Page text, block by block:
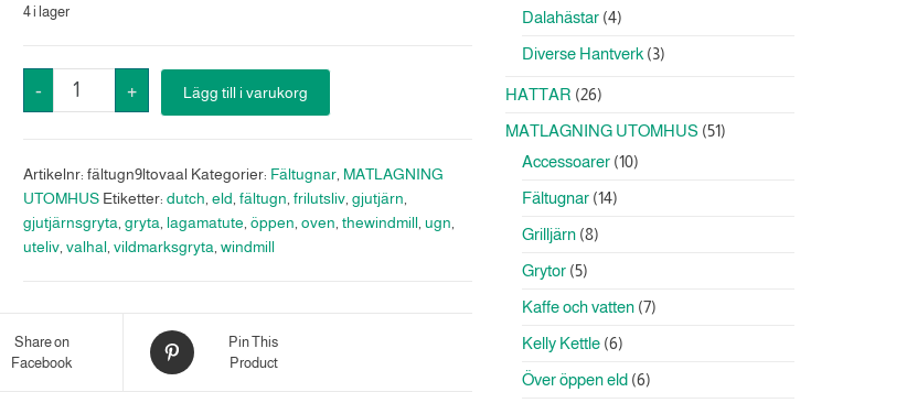
4 i lager
-
Fältugn
9
liter
utan
ben
+ Lägg till i varukorg
Artikelnr: fältugn9ltovaal Kategorier: Fältugnar, MATLAGNING
UTOMHUS Etiketter: dutch eld fältugn frilutsliv, gjutjärn
gjutjärnsgryta gryta lagamatute öppen oven thewindmill, ugn
uteliv, valhal, vildmarksgryta windmill
Share on
Facebook
Pin This
Product
produkter
Dalahästar 44
Diverse Hantverk 33
HATTAR 2626
MATLAGNING UTOMHUS 5151
Accessoarer 1010
Fältugnar 1414
Grilljärn 88
Grytor 55
Kaffe och vatten 77
Kelly Kettle 66
Över öppen eld 66